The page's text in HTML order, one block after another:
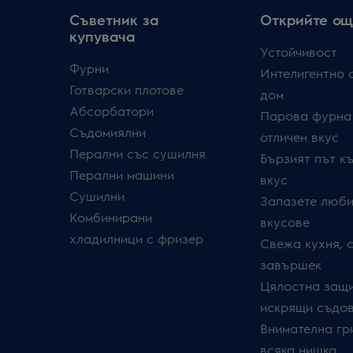
Съветник за
купувача
Фурни
Готварски плотове
Абсорбатори
Съдомиялни
Перални със сушилня
Перални машини
Сушилни
Комбинирани
хладилници с фризер
Открийте
Устойчивост
Интелигентно
дом
Парова
отличен вкус
Бързият път
вкус
Запазете
вкусове
Свежа кухня,
завършек
Цялостна
искрящи
Внимателна
всяка нишка